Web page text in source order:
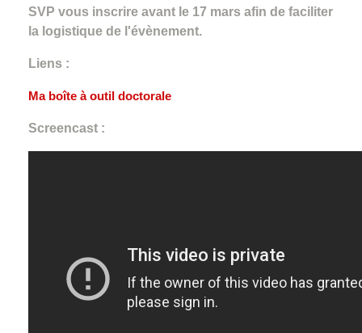
SVP vous inscrire avant le 17 mars afin de faciliter
la logistique de l'évènement.
Liens :
Ma boîte à outil doctorale
Screencast :